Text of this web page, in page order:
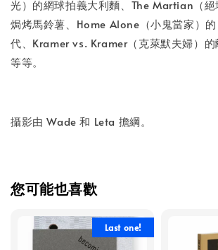
光）的網球拍義大利麵、The Martian（
焗烤馬鈴薯、Home Alone（小鬼當家）
代、Kramer vs. Kramer（克萊默夫婦）的
等等。
攝影由 Wade 和 Leta 擔綱。
您可能也喜歡
Last one!